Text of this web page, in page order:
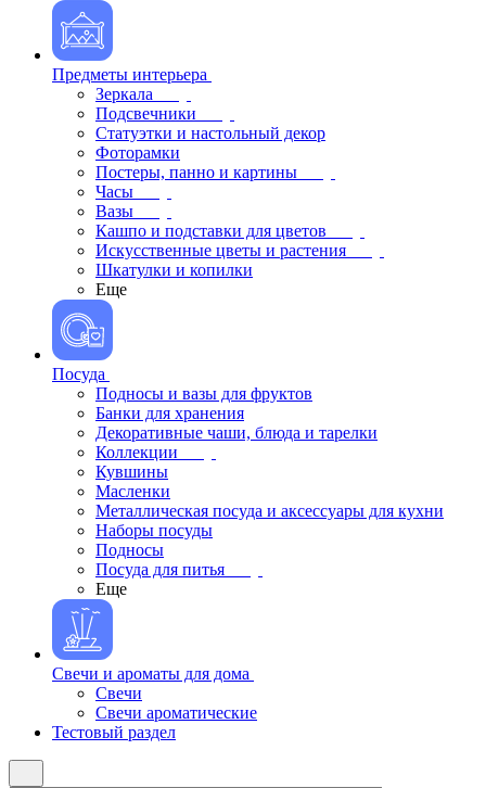
Предметы интерьера
Зеркала
Подсвечники
Статуэтки и настольный декор
Фоторамки
Постеры, панно и картины
Часы
Вазы
Кашпо и подставки для цветов
Искусственные цветы и растения
Шкатулки и копилки
Еще
Посуда
Подносы и вазы для фруктов
Банки для хранения
Декоративные чаши, блюда и тарелки
Коллекции
Кувшины
Масленки
Металлическая посуда и аксессуары для кухни
Наборы посуды
Подносы
Посуда для питья
Еще
Свечи и ароматы для дома
Свечи
Свечи ароматические
Тестовый раздел